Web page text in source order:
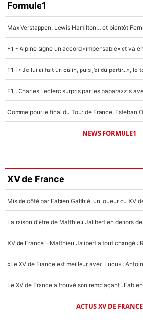
Formule1
NEWS FORMULE1
XV de France
ACTUS XV DE FRANCE